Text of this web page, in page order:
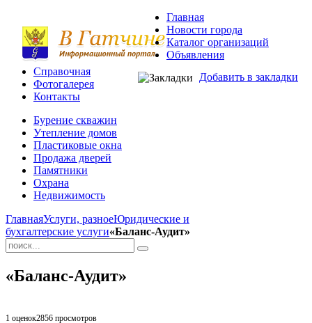
Добавить в закладки
Главная
Новости города
Каталог организаций
Объявления
Справочная
Фотогалерея
Контакты
Бурение скважин
Утепление домов
Пластиковые окна
Продажа дверей
Памятники
Охрана
Недвижимость
ГлавнаяУслуги, разноеЮридические и
бухгалтерские услуги«Баланс-Аудит»
«Баланс-Аудит»
1 оценок2856 просмотров